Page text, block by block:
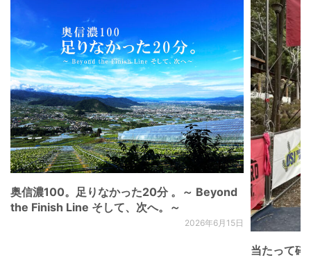
奥信濃100。足りなかった20分 。～ Beyond
the Finish Line そして、次へ。～
2026年6月15日
当たって砕